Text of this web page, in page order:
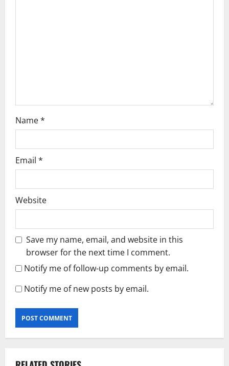
Name*
Email *
Website
Save my name, email, and website in this
browser for the next time I comment.
Notify me of follow-up comments by email.
Notify me of new posts by email.